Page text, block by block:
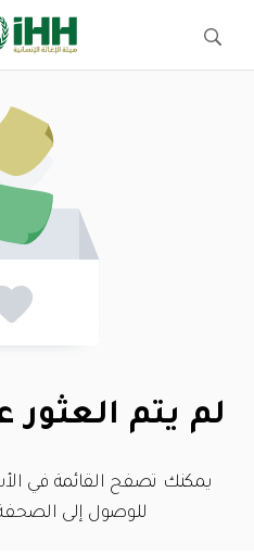
لم يتم
يمكنك تصفح القائمة في
للوصول إلى